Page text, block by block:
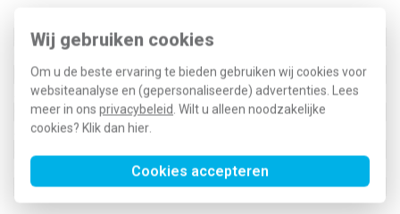
Wij gebruiken cookies
Om u de beste ervaring te bieden gebruiken wij cookies voor
websiteanalyse en (gepersonaliseerde) advertenties. Lees
meer in ons privacybeleid. Wilt u alleen noodzakelijke
cookies? Klik dan hier.
Cookies accepteren
Nom. stroom
Kleur
Overig
Aantal klemposities
14
Geschikt voor massieve ader
Ja
Aderdoorsnede soepel met huls
Geschikt voor meerdraads ader
Ja
Geschikt voor soepele ader
Ja